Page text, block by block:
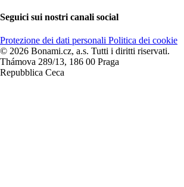
Seguici sui nostri canali social
Protezione dei dati personali Politica dei cookie
© 2026 Bonami.cz, a.s. Tutti i diritti riservati.
Thámova 289/13, 186 00 Praga
Repubblica Ceca